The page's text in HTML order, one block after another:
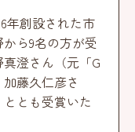
年創設された市
ら9名の方が受
澄さん（元「G
藤久仁彦さ
とも受賞いた